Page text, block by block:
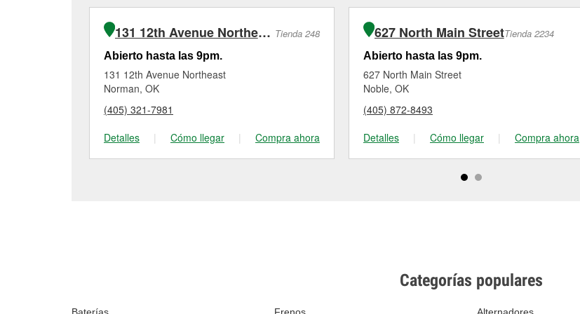
131 12th Avenue Northeast Tienda 248
Abierto hasta las 9pm.
131 12th Avenue Northeast
Norman, OK
(405) 321-7981
Detalles
| Cómo llegar | Compra ahora
627 North Main StreetTienda 2234
Abierto hasta las 9pm.
627 North Main Street
Noble, OK
(405) 872-8493
Detalles
| Cómo llegar | Compra ahora
Categorías populares